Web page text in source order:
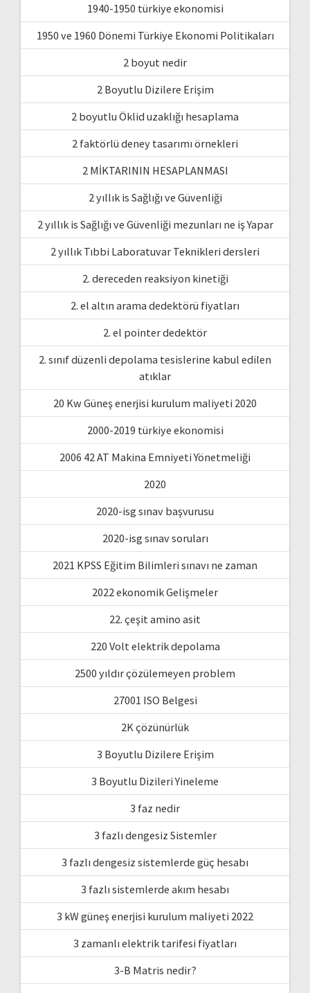
1940-1950 türkiye ekonomisi
1950 ve 1960 Dönemi Türkiye Ekonomi Politikaları
2 boyut nedir
2 Boyutlu Dizilere Erişim
2 boyutlu Öklid uzaklığı hesaplama
2 faktörlü deney tasarımı örnekleri
2 MİKTARININ HESAPLANMASI
2 yıllık is Sağlığı ve Güvenliği
2 yıllık is Sağlığı ve Güvenliği mezunları ne iş Yapar
2 yıllık Tıbbi Laboratuvar Teknikleri dersleri
2. dereceden reaksiyon kinetiği
2. el altın arama dedektörü fiyatları
2. el pointer dedektör
2. sınıf düzenli depolama tesislerine kabul edilen
atıklar
20 Kw Güneş enerjisi kurulum maliyeti 2020
2000-2019 türkiye ekonomisi
2006 42 AT Makina Emniyeti Yönetmeliği
2020
2020-isg sınav başvurusu
2020-isg sınav soruları
2021 KPSS Eğitim Bilimleri sınavı ne zaman
2022 ekonomik Gelişmeler
22. çeşit amino asit
220 Volt elektrik depolama
2500 yıldır çözülemeyen problem
27001 ISO Belgesi
2K çözünürlük
3 Boyutlu Dizilere Erişim
3 Boyutlu Dizileri Yineleme
3 faz nedir
3 fazlı dengesiz Sistemler
3 fazlı dengesiz sistemlerde güç hesabı
3 fazlı sistemlerde akım hesabı
3 kW güneş enerjisi kurulum maliyeti 2022
3 zamanlı elektrik tarifesi fiyatları
3-B Matris nedir?